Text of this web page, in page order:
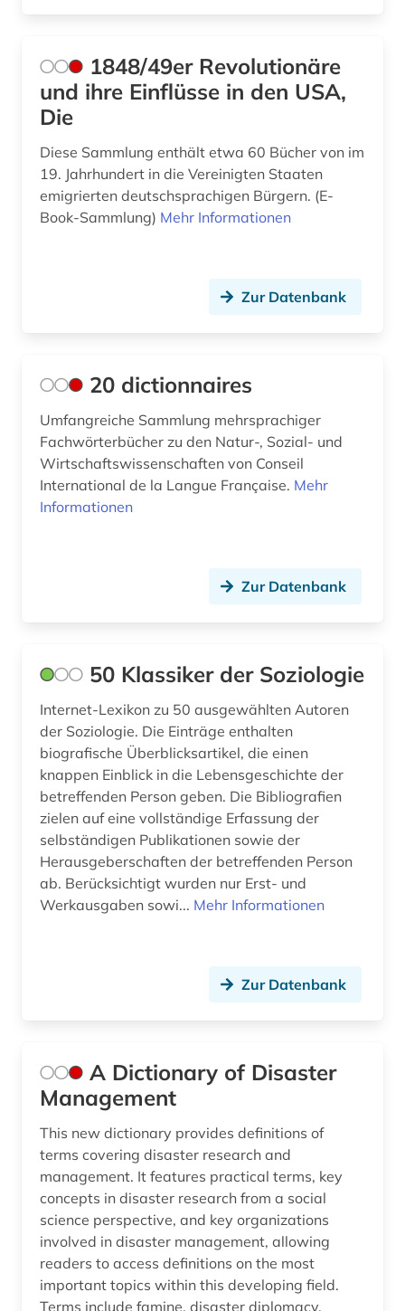
asyl (2)
asylrecht (2)
aufenthaltsrecht (1)
aufklärung (1)
auslandsschulden (1)
australien (3)
außenpolitik (3)
bayern (4)
beeinträchtigung (1)
behindertenarbeit (2)
behindertenpädagogik (1)
behinderung (3)
belgien (2)
berlin (3)
berufsbildung (2)
beschäftigung (2)
beschäftigungspolitik (1)
bestand (1)
betrieb (1)
Rumänien (5)
Sachsen (2)
Schweiz (7)
Serbien (6)
Suedamerika (9)
Suedostasien (2)
Suedosteuropa (8)
Thueringen (1)
Ungarn (4)
1848/49er Revolutionäre
und ihre Einflüsse in den USA,
Die
Diese Sammlung enthält etwa 60 Bücher von im
19. Jahrhundert in die Vereinigten Staaten
emigrierten deutschsprachigen Bürgern. (E-
Book-Sammlung) Mehr Informationen
Zur Datenbank
20 dictionnaires
Umfangreiche Sammlung mehrsprachiger
Fachwörterbücher zu den Natur-, Sozial- und
Wirtschaftswissenschaften von Conseil
International de la Langue Française. Mehr
Informationen
Zur Datenbank
50 Klassiker der Soziologie
Internet-Lexikon zu 50 ausgewählten Autoren
der Soziologie. Die Einträge enthalten
biografische Überblicksartikel, die einen
knappen Einblick in die Lebensgeschichte der
betreffenden Person geben. Die Bibliografien
zielen auf eine vollständige Erfassung der
selbständigen Publikationen sowie der
Herausgeberschaften der betreffenden Person
ab. Berücksichtigt wurden nur Erst- und
Werkausgaben sowi... Mehr Informationen
Zur Datenbank
A Dictionary of Disaster
Management
This new dictionary provides definitions of
terms covering disaster research and
management. It features practical terms, key
concepts in disaster research from a social
science perspective, and key organizations
involved in disaster management, allowing
readers to access definitions on the most
important topics within this developing field.
Terms include famine, disaster diplomacy,